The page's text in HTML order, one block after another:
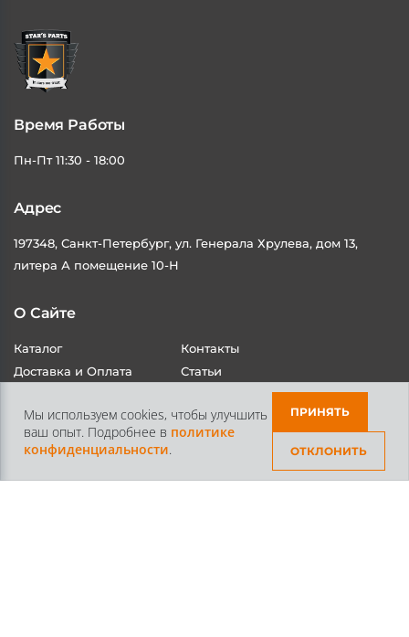
Мы используем cookies, чтобы улучшить
конфиденциальности
ПРИНЯТЬ
ОТКЛОНИТЬ
Время Работы
Пн-Пт 11:30 - 18:00
Адрес
197348, Санкт-Петербург, ул. Генерала Хрулева, дом 13,
литера А помещение 10-Н
О Сайте
Каталог
Доставка и Оплата
Контакты
Статьи